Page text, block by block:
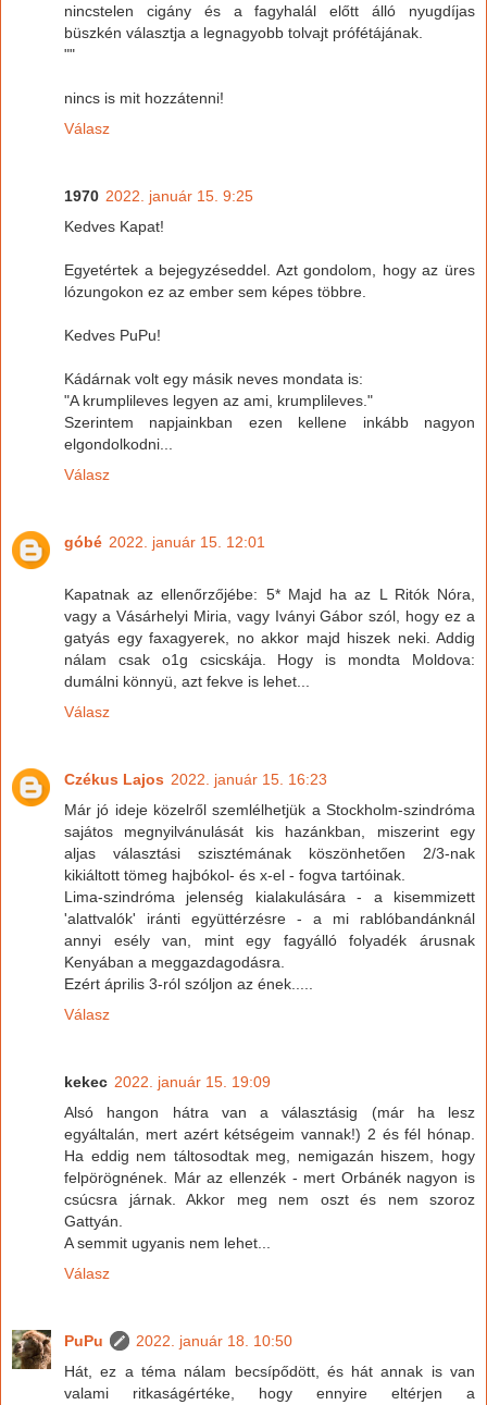
nincstelen cigány és a fagyhalál előtt álló nyugdíjas
büszkén választja a legnagyobb tolvajt prófétájának.
""
nincs is mit hozzátenni!
Válasz
1970 2022. január 15. 9:25
Kedves Kapat!
Egyetértek a bejegyzéseddel. Azt gondolom, hogy az üres
lózungokon ez az ember sem képes többre.
Kedves PuPu!
Kádárnak volt egy másik neves mondata is:
"A krumplileves legyen az ami, krumplileves."
Szerintem napjainkban ezen kellene inkább nagyon
elgondolkodni...
Válasz
góbé 2022. január 15. 12:01
Kapatnak az ellenőrzőjébe: 5* Majd ha az L Ritók Nóra,
vagy a Vásárhelyi Miria, vagy Iványi Gábor szól, hogy ez a
gatyás egy faxagyerek, no akkor majd hiszek neki. Addig
nálam csak o1g csicskája. Hogy is mondta Moldova:
dumálni könnyü, azt fekve is lehet...
Válasz
Czékus Lajos 2022. január 15. 16:23
Már jó ideje közelről szemlélhetjük a Stockholm-szindróma
sajátos megnyilvánulását kis hazánkban, miszerint egy
aljas választási szisztémának köszönhetően 2/3-nak
kikiáltott tömeg hajbókol- és x-el - fogva tartóinak.
Lima-szindróma jelenség kialakulására - a kisemmizett
'alattvalók' iránti együttérzésre - a mi rablóbandánknál
annyi esély van, mint egy fagyálló folyadék árusnak
Kenyában a meggazdagodásra.
Ezért április 3-ról szóljon az ének.....
Válasz
kekec 2022. január 15. 19:09
Alsó hangon hátra van a választásig (már ha lesz
egyáltalán, mert azért kétségeim vannak!) 2 és fél hónap.
Ha eddig nem táltosodtak meg, nemigazán hiszem, hogy
felpörögnének. Már az ellenzék - mert Orbánék nagyon is
csúcsra járnak. Akkor meg nem oszt és nem szoroz
Gattyán.
A semmit ugyanis nem lehet...
Válasz
PuPu
2022. január 18. 10:50
Hát, ez a téma nálam becsípődött, és hát annak is van
valami ritkaságértéke, hogy ennyire eltérjen a